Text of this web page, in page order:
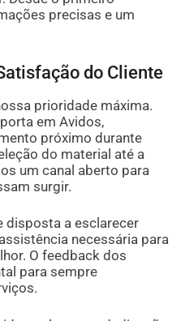
precisas e um
do Cliente
prioridade máxima.
em Avidos,
próximo durante
do material até a
um canal aberto para
surgir.
disposta a esclarecer
necessária para
O feedback dos
para sempre